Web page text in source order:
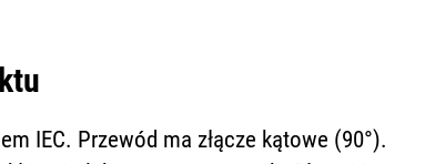
IEC. Przewód ma złącze kątowe (90°).